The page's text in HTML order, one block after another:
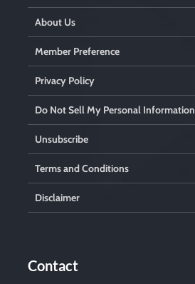
About Us
Member Preference
Privacy Policy
Do Not Sell My Personal Information
Unsubscribe
Terms and Conditions
Disclaimer
Contact